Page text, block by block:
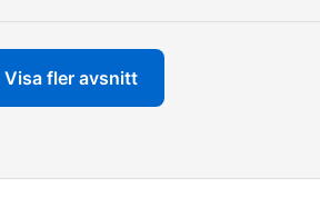
Visa fler avsnitt